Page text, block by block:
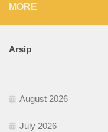
MORE
Arsip
August 2026
July 2026